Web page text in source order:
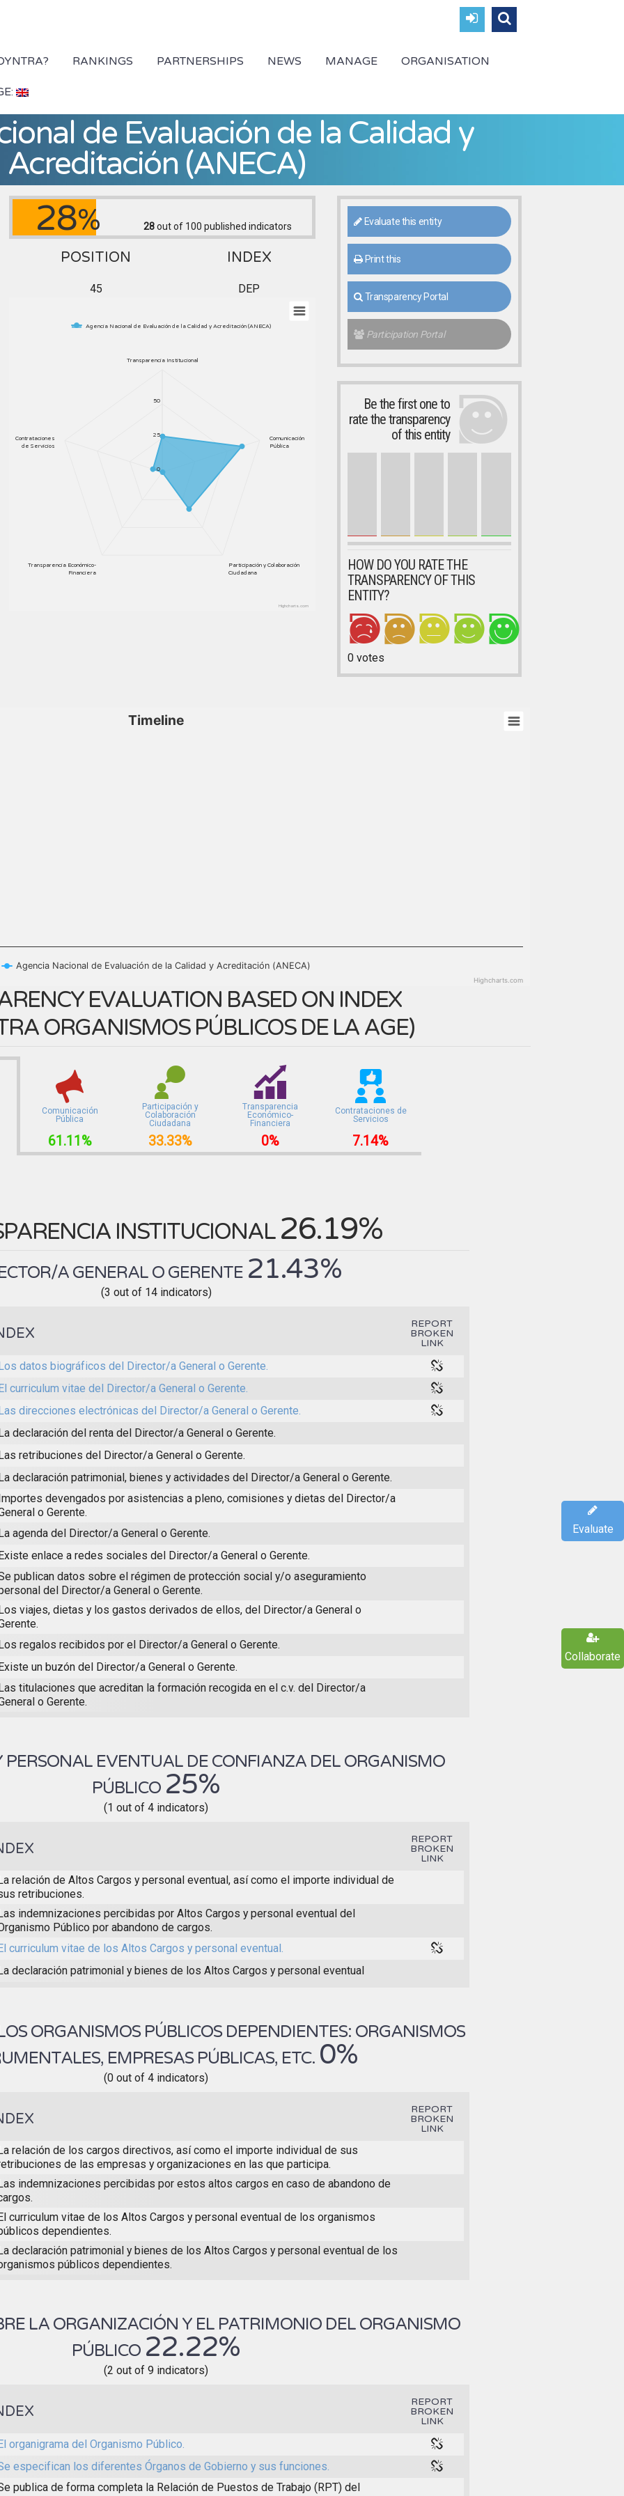
RANKINGS PARTNERSHIPS NEWS MANAGE ORGANISATION
de Evaluación de la Calidad y
Acreditación (ANECA)
28% 28out of 100 published indicators
POSITION INDEX
45 DEP
Agencia Nacional de Evaluación de la Calidad y Acreditación (ANECA)
Transparencia Institucional
Comunicación
Pública
Participación y Colaboración
Ciudadana
Transparencia Económico-
Financiera
Contrataciones
de Servicios
0
25
50
Highcharts.com
Evaluate this entity
Print this
Transparency Portal
Participation Portal
Be the first one to
rate the transparency
of this entity
HOW DO YOU RATE THE
TRANSPARENCY OF THIS
ENTITY?
0votes
Timeline
Agencia Nacional de Evaluación de la Calidad y Acreditación (ANECA)
Highcharts.com
EVALUATION BASED ON INDEX
ORGANISMOS PÚBLICOS DE LA AGE)
Comunicación
Pública
61.11%
Participación y
Colaboración
Ciudadana
33.33%
Transparencia
Económico-
Financiera
0%
Contrataciones de
Servicios
7.14%
INSTITUCIONAL 26.19%
A GENERAL O GERENTE 21.43%
(3 out of 14 indicators)
REPORT
BROKEN
LINK
datos biográficos del Director/a General o Gerente.
curriculum vitae del Director/a General o Gerente.
direcciones electrónicas del Director/a General o Gerente.
declaración del renta del Director/a General o Gerente.
retribuciones del Director/a General o Gerente.
declaración patrimonial, bienes y actividades del Director/a General o Gerente.
devengados por asistencias a pleno, comisiones y dietas del Director/a
o Gerente.
agenda del Director/a General o Gerente.
enlace a redes sociales del Director/a General o Gerente.
publican datos sobre el régimen de protección social y/o aseguramiento
del Director/a General o Gerente.
viajes, dietas y los gastos derivados de ellos, del Director/a General o
regalos recibidos por el Director/a General o Gerente.
un buzón del Director/a General o Gerente.
titulaciones que acreditan la formación recogida en el c.v. del Director/a
o Gerente.
PERSONAL EVENTUAL DE CONFIANZA DEL ORGANISMO
PÚBLICO 25%
(1 out of 4 indicators)
REPORT
BROKEN
LINK
relación de Altos Cargos y personal eventual, así como el importe individual de
retribuciones.
indemnizaciones percibidas por Altos Cargos y personal eventual del
Público por abandono de cargos.
curriculum vitae de los Altos Cargos y personal eventual.
declaración patrimonial y bienes de los Altos Cargos y personal eventual
ORGANISMOS PÚBLICOS DEPENDIENTES: ORGANISMOS
EMPRESAS PÚBLICAS, ETC. 0%
(0 out of 4 indicators)
REPORT
BROKEN
LINK
relación de los cargos directivos, así como el importe individual de sus
de las empresas y organizaciones en las que participa.
indemnizaciones percibidas por estos altos cargos en caso de abandono de
curriculum vitae de los Altos Cargos y personal eventual de los organismos
dependientes.
declaración patrimonial y bienes de los Altos Cargos y personal eventual de los
públicos dependientes.
LA ORGANIZACIÓN Y EL PATRIMONIO DEL ORGANISMO
PÚBLICO 22.22%
(2 out of 9 indicators)
REPORT
BROKEN
LINK
organigrama del Organismo Público.
especifican los diferentes Órganos de Gobierno y sus funciones.
publica de forma completa la Relación de Puestos de Trabajo (RPT) del
Evaluate
Collaborate